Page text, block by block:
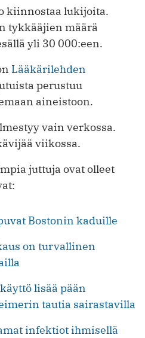
kiinnostaa lukijoita.
tykkääjien määrä
yli 30 000:een.
Lääkärilehden
perustuu
aineistoon.
vain verkossa.
viikossa.
juttuja ovat olleet
Bostonin kaduille
on turvallinen
lisää pään
tautia sairastavilla
infektiot ihmisellä